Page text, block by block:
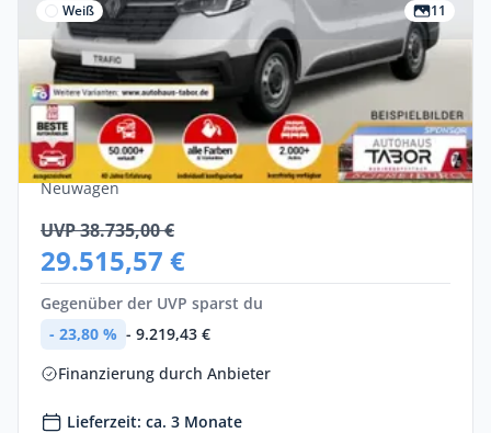
Weiß 11
Privat & Gewerbe
Renault Trafic Komfort L1H1 2,8t Blue dCi
110
Diesel • Manuell •
110 PS (81 kW)
Neuwagen
UVP 38.735,00 €
29.515,57 €
Gegenüber der UVP sparst du
- 23,80 % - 9.219,43 €
Finanzierung durch Anbieter
Lieferzeit: ca. 3 Monate